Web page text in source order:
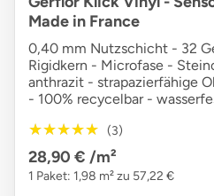
Made in France
0,40 mm Nutzschicht - 32
Rigidkern - Microfase -
anthrazit - strapazierfähige
- 100% recycelbar -
★★★★★
★★★★★ (3)
28,90 € /m²
1 Paket: 1,98 m² zu 57,22 €